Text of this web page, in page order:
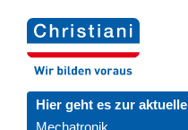
Hier geht es zur